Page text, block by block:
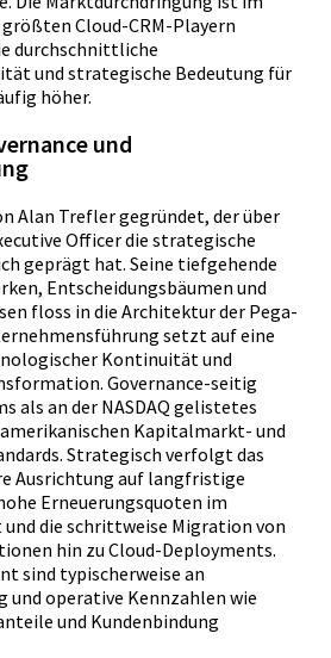
Cloud-CRM-Playern
durchschnittliche
und strategische Bedeutung für
höher.
und
Alan Trefler gegründet, der über
Officer die strategische
geprägt hat. Seine tiefgehende
Entscheidungsbäumen und
floss in die Architektur der Pega-
setzt auf eine
Kontinuität und
Governance-seitig
als an der NASDAQ gelistetes
Kapitalmarkt- und
Strategisch verfolgt das
Ausrichtung auf langfristige
Erneuerungsquoten im
die schrittweise Migration von
hin zu Cloud-Deployments.
sind typischerweise an
operative Kennzahlen wie
und Kundenbindung